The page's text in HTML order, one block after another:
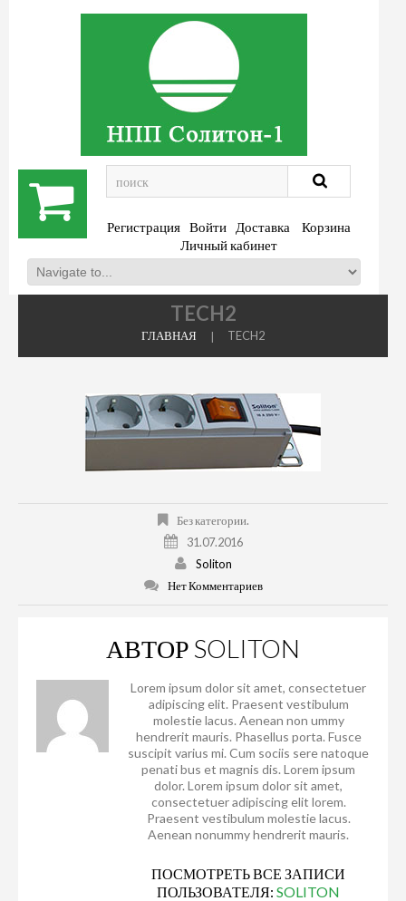
Регистрация Войти Доставка
Корзина
Личный кабинет
TECH2
ГЛАВНАЯ TECH2
Без категории.
31.07.2016
Soliton
Нет Комментариев
АВТОР SOLITON
Lorem ipsum dolor sit amet, consectetuer
adipiscing elit. Praesent vestibulum
molestie lacus. Aenean non ummy
hendrerit mauris. Phasellus porta. Fusce
suscipit varius mi. Cum sociis sere natoque
penati bus et magnis dis. Lorem ipsum
dolor. Lorem ipsum dolor sit amet,
consectetuer adipiscing elit lorem.
Praesent vestibulum molestie lacus.
Aenean nonummy hendrerit mauris.
ПОСМОТРЕТЬ ВСЕ ЗАПИСИ
ПОЛЬЗОВАТЕЛЯ: SOLITON